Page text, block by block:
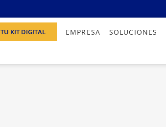
KIT DIGITAL EMPRESA SOLUCIONES